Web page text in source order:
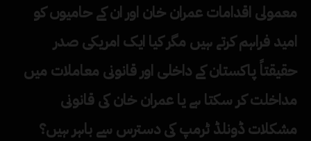
معمولی اقدامات عمران خان اور ان کے حامیوں کو
امید فراہم کرتے ہیں مگر کیا ایک امریکی صدر
حقیقتاً پاکستان کے داخلی اور قانونی معاملات میں
مداخلت کر سکتا ہے یا عمران خان کی قانونی
مشکلات ڈونلڈ ٹرمپ کی دسترس سے باہر ہیں؟